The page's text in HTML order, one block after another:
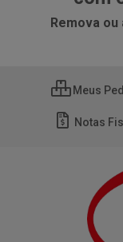
Remova
Meus
Notas